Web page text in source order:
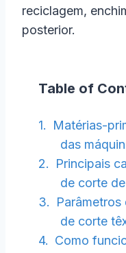
reciclagem,
posterior.
Table of
Matérias-
das
Principais
de corte
de corte
Como